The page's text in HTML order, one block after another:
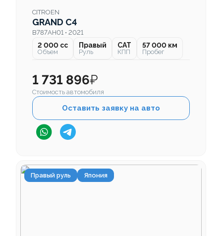
CITROEN
GRAND C4
B787AH01 • 2021
2 000 cc
Объем
Правый
Руль
CAT
КПП
57 000 км
Пробег
1 731 896₽
Стоимость автомобиля
Оставить заявку на авто
Правый руль Япония